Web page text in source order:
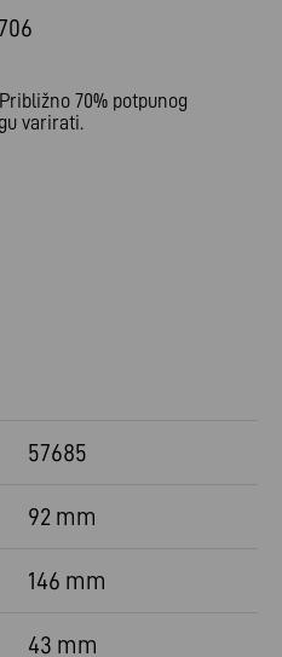
70% potpunog
varirati.
57685
92 mm
146 mm
43 mm